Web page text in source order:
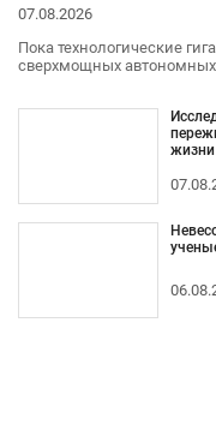
07.08.2026
Пока технологические
сверхмощных автономных
жизни